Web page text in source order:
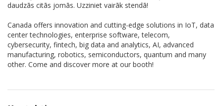
daudzās citās jomās. Uzziniet vairāk stendā!
Canada offers innovation and cutting-edge solutions in IoT, data
center technologies, enterprise software, telecom,
cybersecurity, fintech, big data and analytics, AI, advanced
manufacturing, robotics, semiconductors, quantum and many
other. Come and discover more at our booth!